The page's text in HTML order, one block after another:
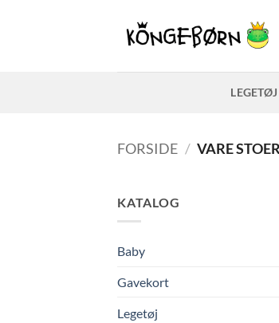
LEGETØJ
FORSIDE / VARE
KATALOG
Baby
Gavekort
Legetøj